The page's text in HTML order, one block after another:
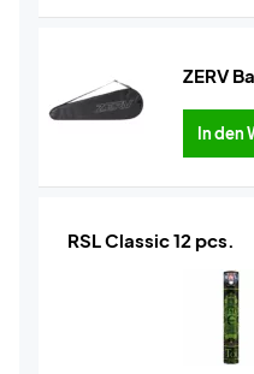
ZERV
In den
RSL Classic 12 pcs.